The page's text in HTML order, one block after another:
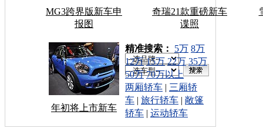
MG3跨界版新车申
报图
奇瑞21款重磅新车
谍照
年初将上市新车
车型搜索：
精准搜索： 5万 8万
12万 15万 22万 35万
50万 70万以上
两厢轿车 | 三厢轿
车 | 旅行轿车 | 敞篷
轿车 | 运动轿车